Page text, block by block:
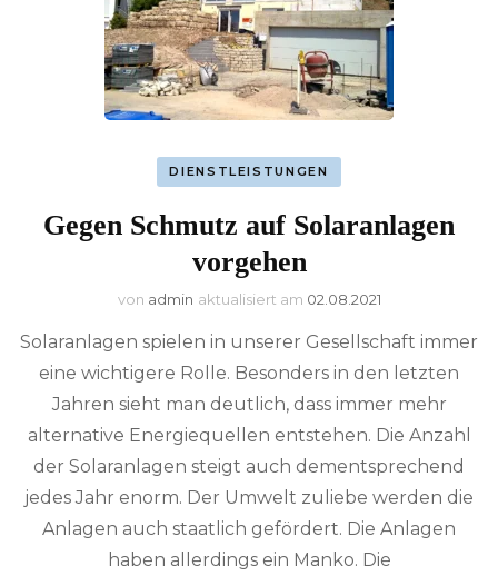
DIENSTLEISTUNGEN
Gegen Schmutz auf Solaranlagen
vorgehen
von admin aktualisiert am 02.08.2021
Solaranlagen spielen in unserer Gesellschaft immer
eine wichtigere Rolle. Besonders in den letzten
Jahren sieht man deutlich, dass immer mehr
alternative Energiequellen entstehen. Die Anzahl
der Solaranlagen steigt auch dementsprechend
jedes Jahr enorm. Der Umwelt zuliebe werden die
Anlagen auch staatlich gefördert. Die Anlagen
haben allerdings ein Manko. Die